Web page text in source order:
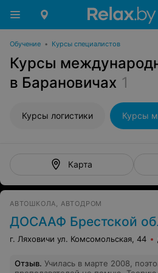
Обучение • Курсы специалистов
Курсы
в Барановичах 1
Курсы логистики
Карта
АВТОШКОЛА, АВТОДРОМ
ДОСААФ Брестской
г. Ляховичи ул. Комсомольская, 44
Отзыв. Училась в марте 2008,